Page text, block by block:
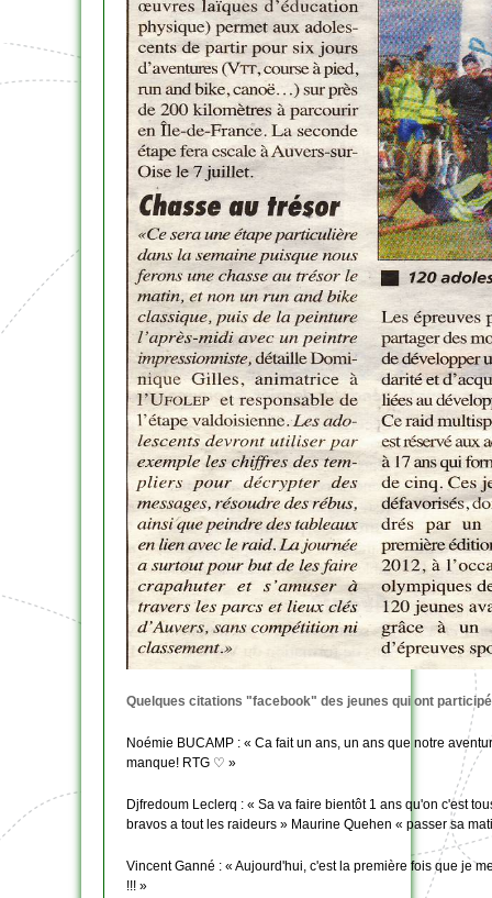
Quelques citations "facebook" des jeunes qui ont
Noémie BUCAMP : « Ca fait un ans, un ans que notre
manque! RTG ♡ »
Djfredoum Leclerq : « Sa va faire bientôt 1 ans qu'on c'est
bravos a tout les raideurs » Maurine Quehen « passer sa
Vincent Ganné : « Aujourd'hui, c'est la première fois que je
!!! »